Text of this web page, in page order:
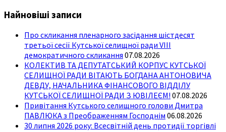
Найновіші записи
Про скликання пленарного засідання шістдесят
третьої сесії Кутської селищної ради VIII
демократичного скликання 07.08.2026
КОЛЕКТИВ ТА ДЕПУТАТСЬКИЙ КОРПУС КУТСЬКОЇ
СЕЛИЩНОЇ РАДИ ВІТАЮТЬ БОГДАНА АНТОНОВИЧА
ДЕВДУ, НАЧАЛЬНИКА ФІНАНСОВОГО ВІДДІЛУ
КУТСЬКОЇ СЕЛИЩНОЇ РАДИ З ЮВІЛЕЄМ! 07.08.2026
Привітання Кутського селищного голови Дмитра
ПАВЛЮКА з Преображенням Господнім 06.08.2026
30 липня 2026 року: Всесвітній день протидії торгівлі